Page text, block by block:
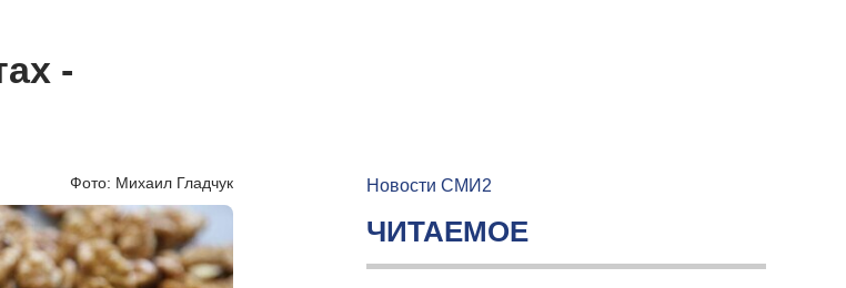
-
Фото: Михаил Гладчук Новости СМИ2
ЧИТАЕМОЕ